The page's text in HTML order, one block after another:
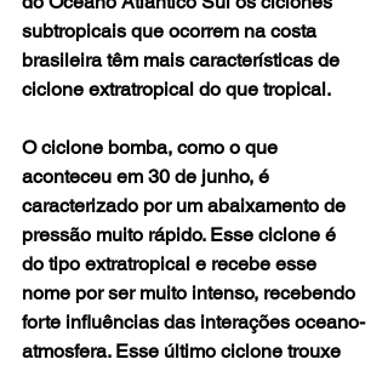
subtropicais que ocorrem na costa
brasileira têm mais características de
ciclone extratropical do que tropical.
O ciclone bomba, como o que
aconteceu em 30 de junho, é
caracterizado por um abaixamento de
pressão muito rápido. Esse ciclone é
do tipo extratropical e recebe esse
nome por ser muito intenso, recebendo
forte influências das interações oceano-
atmosfera. Esse último ciclone trouxe